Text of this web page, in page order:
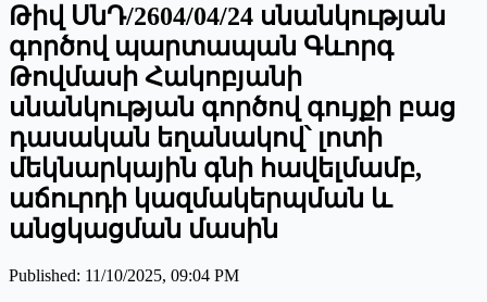
Թիվ ՍնԴ/2604/04/24 սնանկության
գործով պարտապան Գևորգ
Թովմասի Հակոբյանի
սնանկության գործով գույքի բաց
դասական եղանակով՝ լոտի
մեկնարկային գնի հավելմամբ,
աճուրդի կազմակերպման և
անցկացման մասին
Published: 11/10/2025, 09:04 PM